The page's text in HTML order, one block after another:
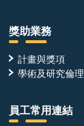
獎助業務
計畫與獎項
學術及研究倫理
員工常用連結